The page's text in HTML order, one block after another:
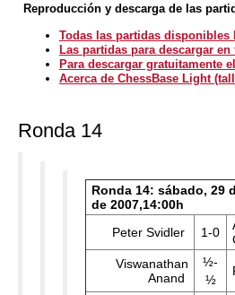
Reproducción y descarga de las
Todas las partidas disponibles
Las partidas para descargar en
Para descargar gratuitamente
Acerca de ChessBase Light
Ronda 14
Ronda 14: sábado, 29
de 2007,14:00h
Peter Svidler
1-0
Viswanathan
Anand
½-
½